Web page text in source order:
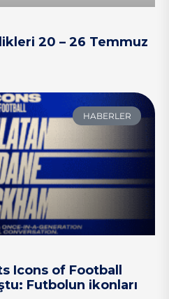
20 – 26 Temmuz
HABERLER
Icons of Football
Futbolun ikonları